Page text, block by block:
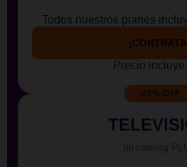
Todos nuestros planes
Precio incluye
-20% OFF